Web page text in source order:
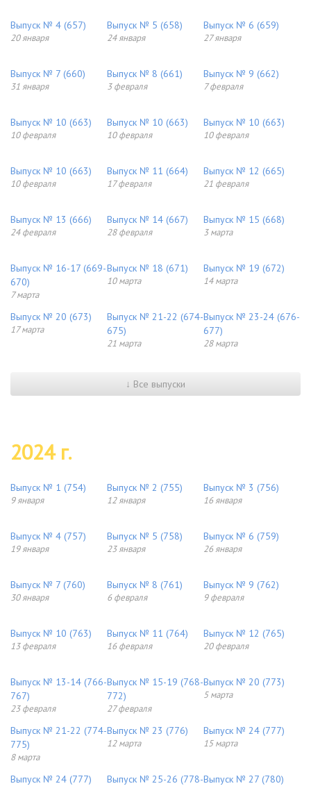
Выпуск № 4 (657)
20 января
Выпуск № 5 (658)
24 января
Выпуск № 6 (659)
27 января
Выпуск № 7 (660)
31 января
Выпуск № 8 (661)
3 февраля
Выпуск № 9 (662)
7 февраля
Выпуск № 10 (663)
10 февраля
Выпуск № 10 (663)
10 февраля
Выпуск № 10 (663)
10 февраля
Выпуск № 10 (663)
10 февраля
Выпуск № 11 (664)
17 февраля
Выпуск № 12 (665)
21 февраля
Выпуск № 13 (666)
24 февраля
Выпуск № 14 (667)
28 февраля
Выпуск № 15 (668)
3 марта
Выпуск № 16-17 (669-
670)
7 марта
Выпуск № 18 (671)
10 марта
Выпуск № 19 (672)
14 марта
Выпуск № 20 (673)
17 марта
Выпуск № 21-22 (674-
675)
21 марта
Выпуск № 23-24 (676-
677)
28 марта
↓ Все выпуски
2024 г.
Выпуск № 1 (754)
9 января
Выпуск № 2 (755)
12 января
Выпуск № 3 (756)
16 января
Выпуск № 4 (757)
19 января
Выпуск № 5 (758)
23 января
Выпуск № 6 (759)
26 января
Выпуск № 7 (760)
30 января
Выпуск № 8 (761)
6 февраля
Выпуск № 9 (762)
9 февраля
Выпуск № 10 (763)
13 февраля
Выпуск № 11 (764)
16 февраля
Выпуск № 12 (765)
20 февраля
Выпуск № 13-14 (766-
767)
23 февраля
Выпуск № 15-19 (768-
772)
27 февраля
Выпуск № 20 (773)
5 марта
Выпуск № 21-22 (774-
775)
8 марта
Выпуск № 23 (776)
12 марта
Выпуск № 24 (777)
15 марта
Выпуск № 24 (777)
Выпуск № 25-26 (778-Выпуск № 27 (780)